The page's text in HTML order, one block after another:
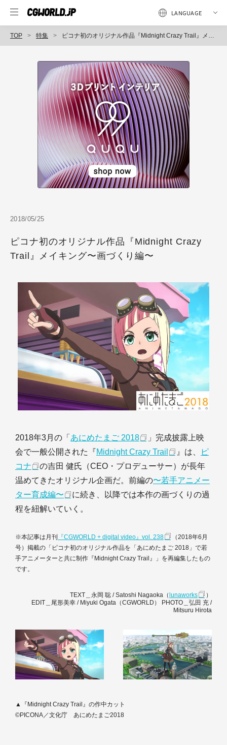
TOP 特集 ピコナ初のオリジナル作品『Midnight Crazy Trail』メイキング〜画づくり編〜
2018/05/25
ピコナ初のオリジナル作品『Midnight Crazy
Trail』メイキング〜画づくり編〜
2018年3月の「 あにめたまご 2018
」完成披露上映
会で一般公開された『Midnight Crazy Trail 』は、
ピ
コナ
の吉田 健氏（CEO・プロデューサー）が長年
温めてきたオリジナル企画だ。前編の〜若手アニメー
ター育成編〜
に続き、以降では本作の画づくりの過
程を紐解いていく。
※本記事は月刊 『CGWORLD + digital video』vol. 238
（2018年6月
号）掲載の「ピコナ初のオリジナル作品を「あにめたまご 2018」で若
手アニメーターと共に制作『Midnight Crazy Trail』」を再編集したもの
です。
TEXT＿永岡 聡 / Satoshi Nagaoka（ lunaworks
）
EDIT＿尾形美幸 / Miyuki Ogata（CGWORLD） PHOTO＿弘田 充 /
Mitsuru Hirota
▲『Midnight Crazy Trail』の作中カット
©PICONA／文化庁 あにめたまご2018